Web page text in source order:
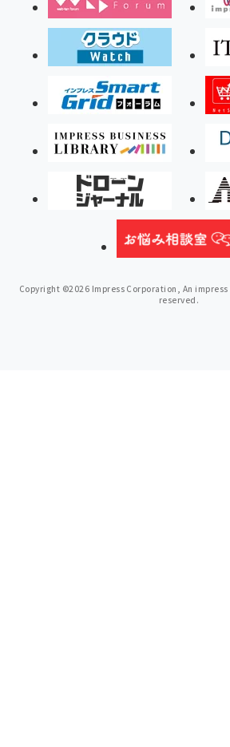
Copyright ©2026 Impress Corporation, An
reserved.